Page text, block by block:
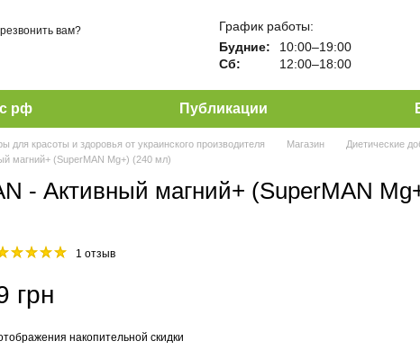
вам?
График работы:
Будние:
10:00–19:00
Сб:
12:00–18:00
рф Публикации
для красоты и здоровья от украинского производителя Магазин
Диетические
магний+ (SuperMAN Mg+) (240 мл)
- Активный магний+ (SuperMAN
1 отзыв
грн
накопительной скидки